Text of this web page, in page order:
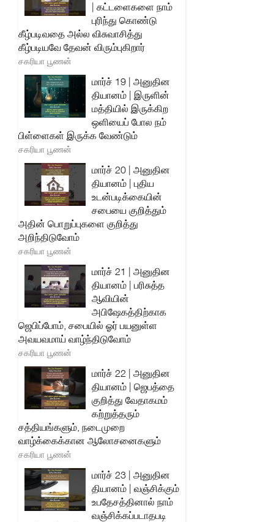
| கட்டளைகளை நாம்
புரிந்து கொண்டு
கீழ்படிவதை அல்ல விசுவாசித்து
கீழ்படியவே தேவன் விரும்புகிறார்
சகரியா பூணன்
மார்ச் 19 | அனுதின
தியானம் | இருளின்
மத்தியில் இருக்கிற
ஒளியைப் போல நம்
பிள்ளைகள் இருக்க வேண்டும்
சகரியா பூணன்
மார்ச் 20 | அனுதின
தியானம் | புதிய
உடன்படிக்கையின்
சபையை குறித்தும்
அதின் பொறுப்புகளை குறித்து
அறிந்திடுவோம்
சகரியா பூணன்
மார்ச் 21 | அனுதின
தியானம் | பரிசுத்த
ஆவியின்
அபிஷேகத்திற்காக
ஜெபிப்போம், சபையில் ஓர் பயனுள்ள
அவயவமாய் வாழ்ந்திடுவோம்
சகரியா பூணன்
மார்ச் 22 | அனுதின
தியானம் | ஜெபத்தை
குறித்து வேதாகமம்
கற்றுத்தரும்
சத்தியங்களும், நடைமுறை
வாழ்க்கைக்கான ஆலோசனைகளும்
சகரியா பூணன்
மார்ச் 23 | அனுதின
தியானம் | வஞ்சிக்கும்
உபதேசத்தினால் நாம்
வஞ்சிக்கப்படாதபடி